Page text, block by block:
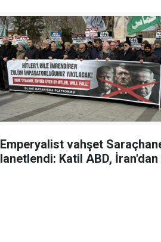
Emperyalist vahşet
lanetlendi: Katil ABD,